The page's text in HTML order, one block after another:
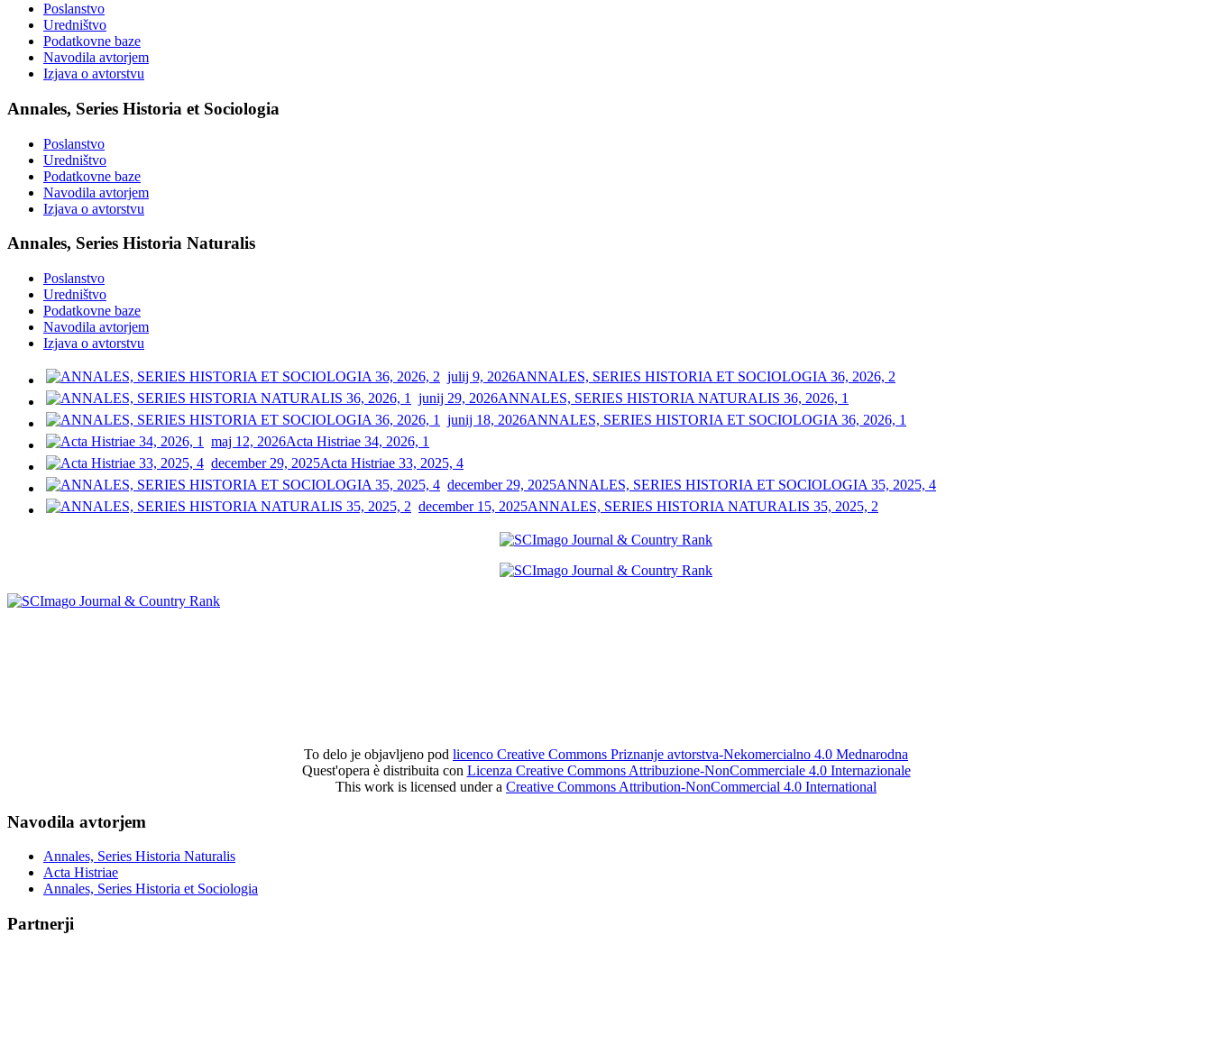
Poslanstvo
Uredništvo
Podatkovne baze
Navodila avtorjem
Izjava o avtorstvu
Annales, Series Historia et Sociologia
Poslanstvo
Uredništvo
Podatkovne baze
Navodila avtorjem
Izjava o avtorstvu
Annales, Series Historia Naturalis
Poslanstvo
Uredništvo
Podatkovne baze
Navodila avtorjem
Izjava o avtorstvu
julij 9, 2026ANNALES, SERIES HISTORIA ET SOCIOLOGIA 36, 2026, 2
junij 29, 2026ANNALES, SERIES HISTORIA NATURALIS 36, 2026, 1
junij 18, 2026ANNALES, SERIES HISTORIA ET SOCIOLOGIA 36, 2026, 1
maj 12, 2026Acta Histriae 34, 2026, 1
december 29, 2025Acta Histriae 33, 2025, 4
december 29, 2025ANNALES, SERIES HISTORIA ET SOCIOLOGIA 35, 2025, 4
december 15, 2025ANNALES, SERIES HISTORIA NATURALIS 35, 2025, 2
To delo je objavljeno pod licenco Creative Commons Priznanje avtorstva-Nekomercialno 4.0 Mednarodna
Quest'opera è distribuita con Licenza Creative Commons Attribuzione-NonCommerciale 4.0 Internazionale
This work is licensed under a Creative Commons Attribution-NonCommercial 4.0 International
Navodila avtorjem
Annales, Series Historia Naturalis
Acta Histriae
Annales, Series Historia et Sociologia
Partnerji